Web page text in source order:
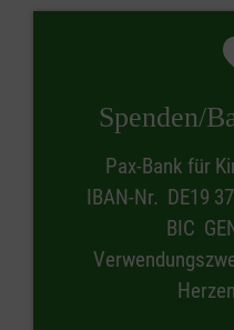
Spenden/
Pax-Bank für
IBAN-Nr. DE19
BIC